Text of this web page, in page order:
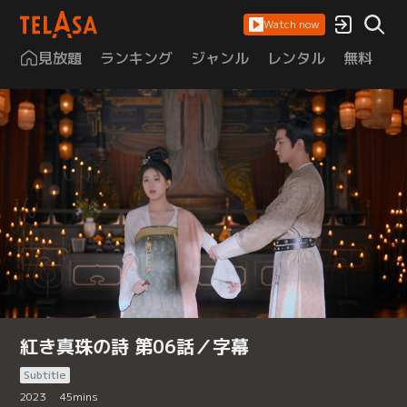
Watch now
見放題 ランキング ジャンル レンタル 無料
紅き真珠の詩 第06話／字幕
Subtitle
2023
45mins